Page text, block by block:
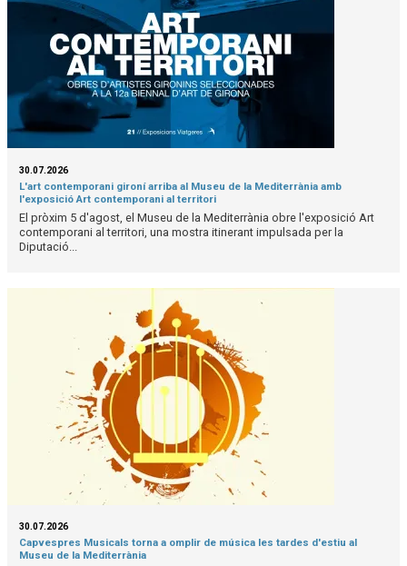
30.07.2026
L'art contemporani gironí arriba al Museu de la Mediterrània amb
l'exposició Art contemporani al territori
El pròxim 5 d'agost, el Museu de la Mediterrània obre l'exposició Art
contemporani al territori, una mostra itinerant impulsada per la
Diputació...
30.07.2026
Capvespres Musicals torna a omplir de música les tardes d'estiu al
Museu de la Mediterrània